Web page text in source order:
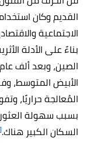
القديم وكان
الاجتماعية
بناءً على الأدلة
الصين، وبعد ألف
الأبيض المتوسط،
المُعالجة حراريًا،
بسبب سهولة
السكان الكبير هناك.[٢]